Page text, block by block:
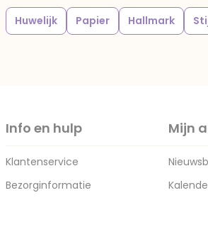
Huwelijk Papier Hallmark
Info en hulp
Klantenservice
Bezorginformatie
Mijn